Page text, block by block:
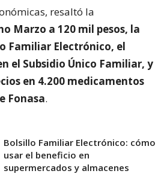
resaltó la
Marzo a 120 mil pesos, la
Familiar Electrónico, el
el Subsidio Único Familiar, y
en 4.200 medicamentos
Fonasa.
Bolsillo Familiar Electrónico: cómo
usar el beneficio en
supermercados y almacenes